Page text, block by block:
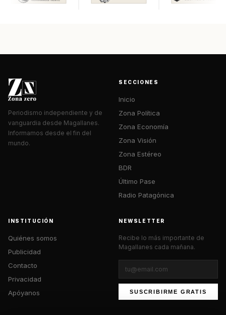
Periodismo independiente y de
vanguardia desde Magallanes.
Informamos desde el fin del
mundo.
SECCIONES
Inicio
Zona Política
Zona Economía
Zona Visión
Zona Estéreo
BDR
Último Pase
Radio Patagónica
INSTITUCIÓN
Quiénes somos
Publicidad
Contacto
Privacidad
Apóyanos
NEWSLETTER
Recibe lo más importante de
Magallanes cada mañana.
SUSCRIBIRME GRATIS